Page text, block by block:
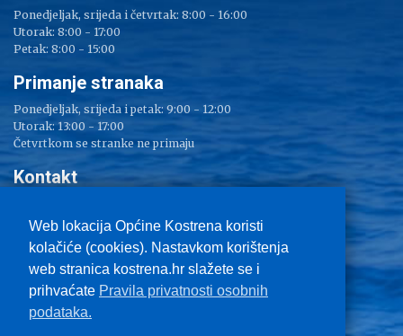
Web lokacija Općine Kostrena koristi
kolačiće (cookies). Nastavkom korištenja
web stranica kostrena.hr slažete se i
prihvaćate Pravila privatnosti osobnih
podataka.
Ponedjeljak, srijeda i četvrtak: 8:00 - 16:00
Utorak: 8:00 - 17:00
Petak: 8:00 - 15:00
Primanje stranaka
Ponedjeljak, srijeda i petak: 9:00 - 12:00
Utorak: 13:00 - 17:00
Četvrtkom se stranke ne primaju
Kontakt
Tel: 051/ 209 000
Fax: 051/ 289 400
E-mail:kostrena@kostrena.hr
Kontakt informacije
Pravo na pristup informacijama